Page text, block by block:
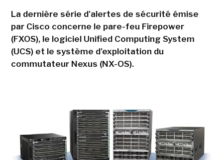
La dernière série d'alertes de sécurité émise
par Cisco concerne le pare-feu Firepower
(FXOS), le logiciel Unified Computing System
(UCS) et le système d'exploitation du
commutateur Nexus (NX-OS).